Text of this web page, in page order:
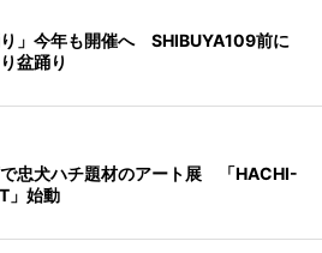
り」今年も開催へ SHIBUYA109前に
盆踊り
忠犬ハチ題材のアート展 「HACHI-
」始動